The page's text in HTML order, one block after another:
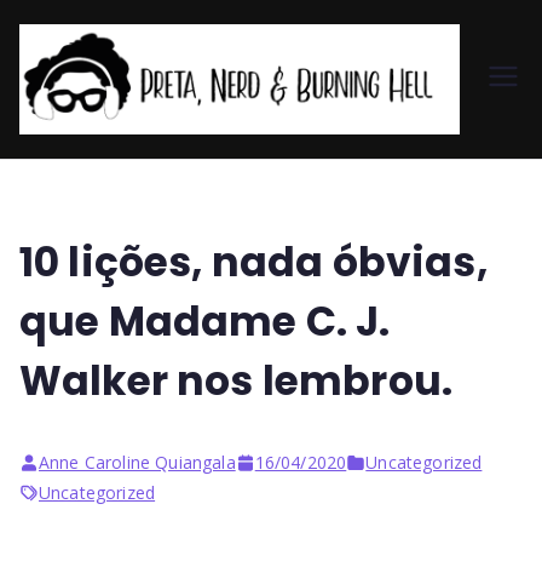
et
a,
N
&
10 lições, nada óbvias,
que Madame C. J.
Walker nos lembrou.
Anne Caroline Quiangala 16/04/2020
Uncategorized
Uncategorized